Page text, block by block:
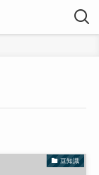
豆知識